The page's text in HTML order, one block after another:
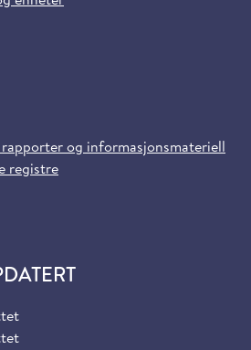
og informasjonsmateriell
registre